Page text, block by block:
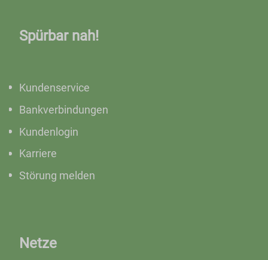
Spürbar nah!
Kundenservice
Bankverbindungen
Kundenlogin
Karriere
Störung melden
Netze